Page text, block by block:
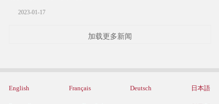
2023-01-17
加载更多新闻
English Français Deutsch 日本語